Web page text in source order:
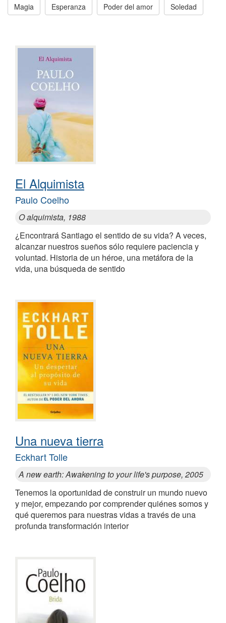
Magia Esperanza Poder del amor Soledad
El Alquimista
Paulo Coelho
O alquimista, 1988
¿Encontrará Santiago el sentido de su vida? A veces,
alcanzar nuestros sueños sólo requiere paciencia y
voluntad. Historia de un héroe, una metáfora de la
vida, una búsqueda de sentido
Una nueva tierra
Eckhart Tolle
A new earth: Awakening to your life's purpose, 2005
Tenemos la oportunidad de construir un mundo nuevo
y mejor, empezando por comprender quiénes somos y
qué queremos para nuestras vidas a través de una
profunda transformación interior